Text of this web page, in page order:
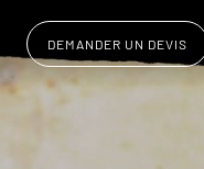
DEMANDER UN DEVIS